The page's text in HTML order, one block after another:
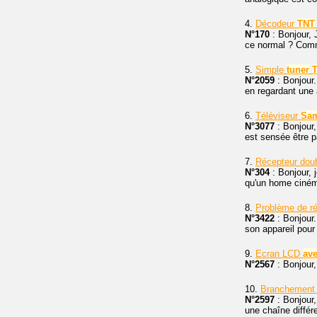
4. Décodeur TNT
N°170 : Bonjour,
ce normal ?
5. Simple tuner
N°2059 :
en regardant
6. Téléviseur
N°3077 :
est sensée être
7. Récepteur
N°304: Bonjour,
qu'un home
8. Problème de
N°3422 :
son appareil pour
9. Ecran LCD
N°2567 :
10.
N°2597 :
une chaîne